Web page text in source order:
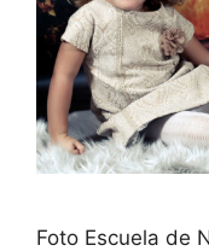
Foto Escuela de